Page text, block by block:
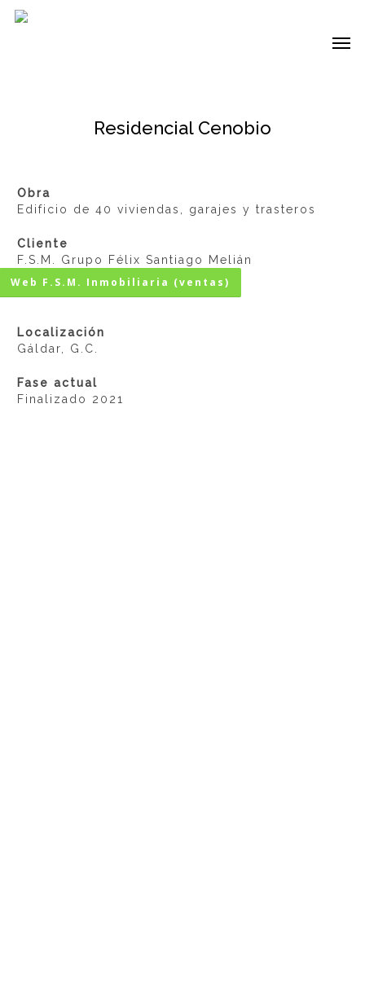
Skip
Residencial Cenobio
Obra
Edificio de 40 viviendas, garajes y trasteros
Cliente
F.S.M. Grupo Félix Santiago Melián
Web F.S.M. Inmobiliaria (ventas)
Localización
Gáldar, G.C.
Fase actual
Finalizado 2021